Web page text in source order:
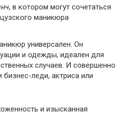
, в котором могут сочетаться
маникюра
универсален. Он
и одежды, идеален для
случаев. И совершенно
леди, актриса или
и изысканная